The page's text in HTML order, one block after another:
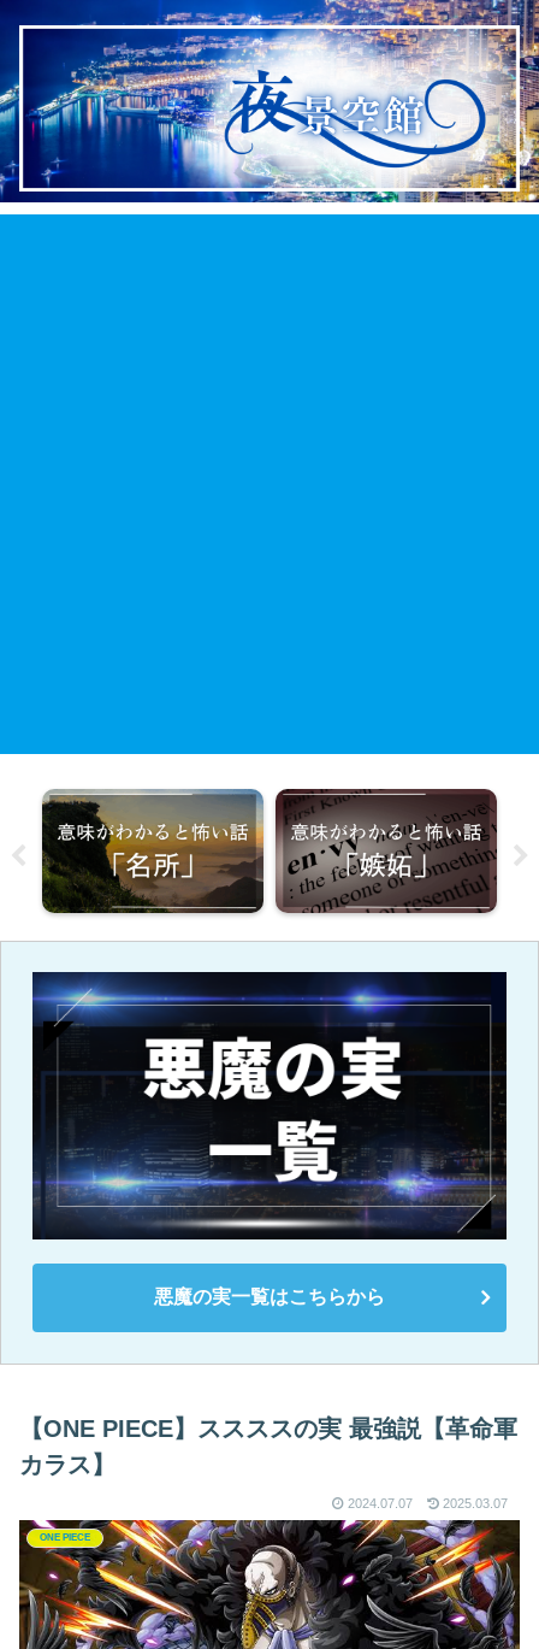
悪魔の実一覧はこちらから
【ONE PIECE】ススススの実 最強説【革命軍
カラス】
2024.07.07 2025.03.07
ONE PIECE